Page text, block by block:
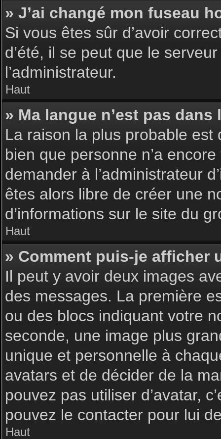
» J’ai changé mon fuseau
Si vous êtes sûr d’avoir
d’été, il se peut que le
l’administrateur.
Haut
» Ma langue n’est pas dans
La raison la plus probable est
bien que personne n’a
demander à l’administrateur
êtes alors libre de créer une
d’informations sur le site du
Haut
» Comment puis-je afficher
Il peut y avoir deux images
des messages. La première
ou des blocs indiquant votre
seconde, une image plus
unique et personnelle à
avatars et de décider de la
pouvez pas utiliser d’avatar,
pouvez le contacter pour lui
Haut